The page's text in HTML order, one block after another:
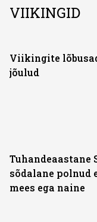
VIIKINGID
Viikingite
jõulud
Tuhandeaastane
sõdalane polnud
mees ega naine